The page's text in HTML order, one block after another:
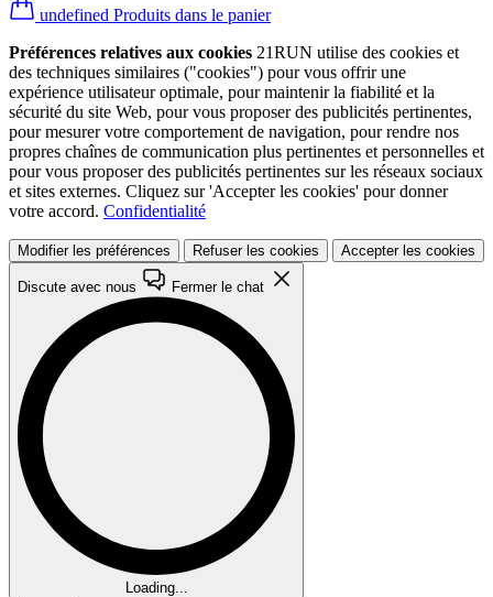
undefined Produits dans le panier
Préférences relatives aux cookies 21RUN utilise des cookies et
des techniques similaires ("cookies") pour vous offrir une
expérience utilisateur optimale, pour maintenir la fiabilité et la
sécurité du site Web, pour vous proposer des publicités pertinentes,
pour mesurer votre comportement de navigation, pour rendre nos
propres chaînes de communication plus pertinentes et personnelles et
pour vous proposer des publicités pertinentes sur les réseaux sociaux
et sites externes. Cliquez sur 'Accepter les cookies' pour donner
votre accord. Confidentialité
Modifier les préférences Refuser les cookies Accepter les cookies
Discute avec nous Fermer le chat
Loading...